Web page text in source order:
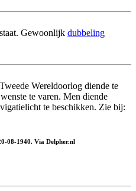
Gewoonlijk dubbeling
Wereldoorlog diende te
te varen. Men diende
te beschikken. Zie bij:
08-1940. Via Delpher.nl